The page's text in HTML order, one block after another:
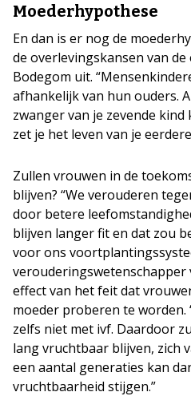
Moederhypothese
En dan is er nog de
de overlevingskansen van
Bodegom uit.
afhankelijk van hun ouders.
zwanger van je zevende
zet je het leven van je
Zullen vrouwen in de
blijven? “We verouderen
door betere
blijven langer fit en dat zou
voor ons
verouderingswetenschapper
effect van het feit dat
moeder proberen te worden.
zelfs niet met ivf. Daardoor
lang vruchtbaar blijven, zich
een aantal generaties kan
vruchtbaarheid stijgen.”